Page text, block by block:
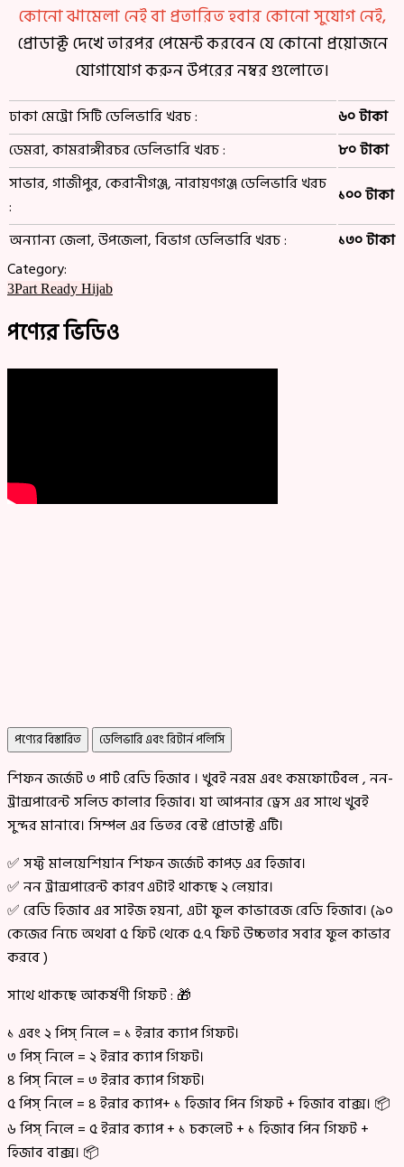
কোনো ঝামেলা নেই বা প্রতারিত হবার কোনো সুযোগ নেই,
প্রোডাক্ট দেখে তারপর পেমেন্ট করবেন যে কোনো প্রয়োজনে
যোগাযোগ করুন উপরের নম্বর গুলোতে।
ঢাকা মেট্রো সিটি ডেলিভারি খরচ :
৬০ টাকা
ডেমরা, কামরাঙ্গীরচর ডেলিভারি খরচ :
৮০ টাকা
সাভার, গাজীপুর, কেরানীগঞ্জ, নারায়ণগঞ্জ ডেলিভারি খরচ
:
১০০ টাকা
অন্যান্য জেলা, উপজেলা, বিভাগ ডেলিভারি খরচ :
১৩০ টাকা
Category:
3Part Ready Hijab
পণ্যের ভিডিও
পণ্যের বিস্তারিত ডেলিভারি এবং রিটার্ন পলিসি
শিফন জর্জেট ৩ পার্ট রেডি হিজাব । খুবই নরম এবং কমফোর্টেবল , নন-
ট্রান্সপারেন্ট সলিড কালার হিজাব। যা আপনার ড্রেস এর সাথে খুবই
সুন্দর মানাবে। সিম্পল এর ভিতর বেস্ট প্রোডাক্ট এটি।
✅ সফ্ট মালয়েশিয়ান শিফন জর্জেট কাপড় এর হিজাব।
✅ নন ট্রান্সপারেন্ট কারণ এটাই থাকছে ২ লেয়ার।
✅ রেডি হিজাব এর সাইজ হয়না, এটা ফুল কাভারেজ রেডি হিজাব। (৯০
কেজের নিচে অথবা ৫ ফিট থেকে ৫.৭ ফিট উচ্চতার সবার ফুল কাভার
করবে )
সাথে থাকছে আকর্ষণী গিফট : 🎁
১ এবং ২ পিস্ নিলে = ১ ইন্নার ক্যাপ গিফট।
৩ পিস্ নিলে = ২ ইন্নার ক্যাপ গিফট।
৪ পিস্ নিলে = ৩ ইন্নার ক্যাপ গিফট।
৫ পিস্ নিলে = ৪ ইন্নার ক্যাপ+ ১ হিজাব পিন গিফট + হিজাব বাক্স। 📦
৬ পিস্ নিলে = ৫ ইন্নার ক্যাপ + ১ চকলেট + ১ হিজাব পিন গিফট +
হিজাব বাক্স। 📦